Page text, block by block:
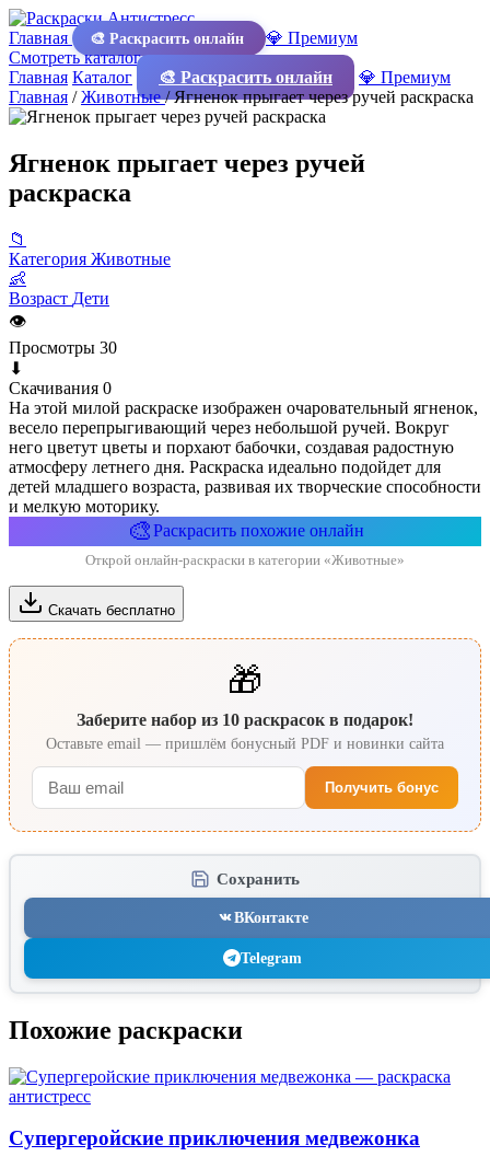
Главная 🎨 Раскрасить онлайн
💎 Премиум
Смотреть каталог
Главная Каталог 🎨 Раскрасить онлайн
💎 Премиум
Главная /Животные/Ягненок прыгает через ручей раскраска
Ягненок прыгает через ручей
раскраска
📁
Категория Животные
👶
Возраст Дети
👁
Просмотры 30
⬇
Скачивания 0
На этой милой раскраске изображен очаровательный ягненок,
весело перепрыгивающий через небольшой ручей. Вокруг
него цветут цветы и порхают бабочки, создавая радостную
атмосферу летнего дня. Раскраска идеально подойдет для
детей младшего возраста, развивая их творческие способности
и мелкую моторику.
🎨Раскрасить похожие онлайн
Открой онлайн-раскраски в категории «Животные»
Скачать бесплатно
🎁
Заберите набор из 10 раскрасок в подарок!
Оставьте email — пришлём бонусный PDF и новинки сайта
Получить бонус
Сохранить
ВКонтакте
Telegram
Похожие раскраски
Супергеройские приключения медвежонка